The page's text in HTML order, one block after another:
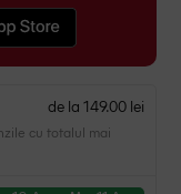
de la 149.00 lei
cu totalul mai